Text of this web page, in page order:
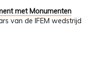
met Monumenten
van de IFEM wedstrijd